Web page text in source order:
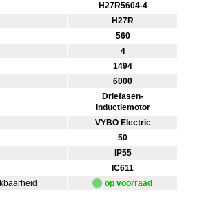
H27R5604-4
H27R
560
4
1494
6000
Driefasen-
inductiemotor
VYBO Electric
50
IP55
IC611
op voorraad